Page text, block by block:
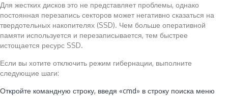
Для жестких дисков это не представляет проблемы, однако
постоянная перезапись секторов может негативно сказаться на
твердотельных накопителях (SSD). Чем больше оперативной
памяти используется и перезаписывается, тем быстрее
истощается ресурс SSD.
Если вы хотите отключить режим гибернации, выполните
следующие шаги:
Откройте командную строку, введя «cmd» в строку поиска меню